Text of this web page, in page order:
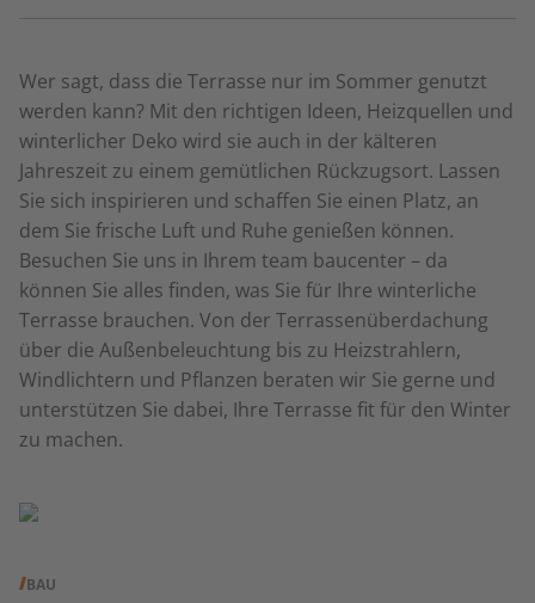
Wer sagt, dass die Terrasse nur im Sommer genutzt
werden kann? Mit den richtigen Ideen, Heizquellen und
winterlicher Deko wird sie auch in der kälteren
Jahreszeit zu einem gemütlichen Rückzugsort. Lassen
Sie sich inspirieren und schaffen Sie einen Platz, an
dem Sie frische Luft und Ruhe genießen können.
Besuchen Sie uns in Ihrem team baucenter – da
können Sie alles finden, was Sie für Ihre winterliche
Terrasse brauchen. Von der Terrassenüberdachung
über die Außenbeleuchtung bis zu Heizstrahlern,
Windlichtern und Pflanzen beraten wir Sie gerne und
unterstützen Sie dabei, Ihre Terrasse fit für den Winter
zu machen.
BAU